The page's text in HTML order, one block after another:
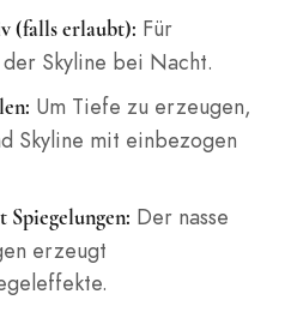
(falls erlaubt): Für
Skyline bei Nacht.
Um Tiefe zu erzeugen,
Skyline mit einbezogen
Der nasse
erzeugt